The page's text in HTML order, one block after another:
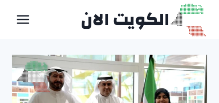
التجاوز
المحتوى
الكويت الان